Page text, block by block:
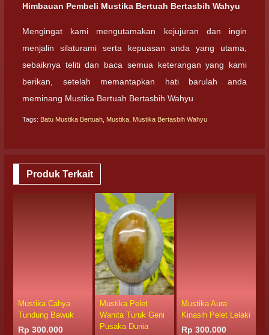
Himbauan Pembeli Mustika Bertuah Bertasbih Wahyu
Mengingat kami mengutamakan kejujuran dan ingin
menjalin silaturami serta kepuasan anda yang utama,
sebaiknya teliti dan baca semua keterangan yang kami
berikan, setelah memantapkan hati barulah anda
meminang Mustika Bertuah Bertasbih Wahyu
Tags: Batu Mustika Bertuah Mustika Mustika Bertasbih Wahyu
Produk Terkait
Mustika Cahya
Tundung Bawuk
Rp 300.000
Mustika Pelet
Wanita Turuk Geni
Pusaka Dunia
Mustika Aura
Kinasih Pelet Lelaki
Rp 300.000